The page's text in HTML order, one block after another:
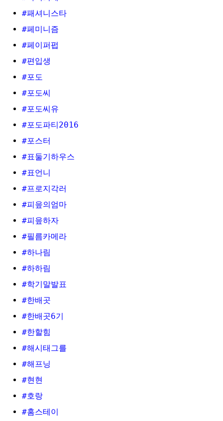
#패셔니스타
#페미니즘
#페이퍼펍
#편입생
#포도
#포도씨
#포도씨유
#포도파티2016
#포스터
#표둘기하우스
#표언니
#프로지각러
#피읖의엄마
#피읖하자
#필름카메라
#하나림
#하하림
#학기말발표
#한배곳
#한배곳6기
#한할힘
#해시태그를
#해프닝
#현현
#호랑
#홈스테이